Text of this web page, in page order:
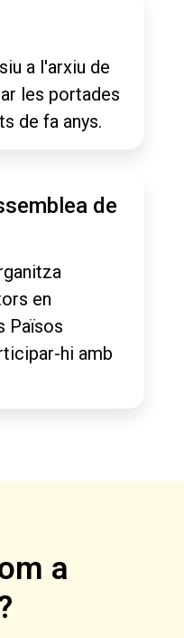
a l'arxiu de
les portades
de fa anys.
de
en
Països
hi amb
a